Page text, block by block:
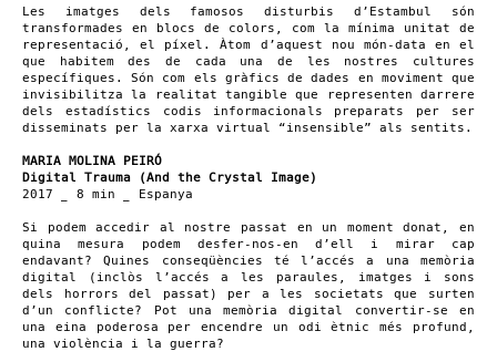
Les imatges dels famosos disturbis d’Estambul són
transformades en blocs de colors, com la mínima unitat de
representació, el píxel. Àtom d’aquest nou món-data en el
que habitem des de cada una de les nostres cultures
específiques. Són com els gràfics de dades en moviment que
invisibilitza la realitat tangible que representen darrere
dels estadístics codis informacionals preparats per ser
disseminats per la xarxa virtual “insensible” als sentits.
MARIA MOLINA PEIRÓ
Digital Trauma (And the Crystal Image)
2017 _ 8 min _ Espanya
Si podem accedir al nostre passat en un moment donat, en
quina mesura podem desfer-nos-en d’ell i mirar cap
endavant? Quines conseqüències té l’accés a una memòria
digital (inclòs l’accés a les paraules, imatges i sons
dels horrors del passat) per a les societats que surten
d’un conflicte? Pot una memòria digital convertir-se en
una eina poderosa per encendre un odi ètnic més profund,
una violència i la guerra?